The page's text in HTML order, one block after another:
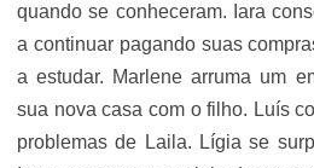
quando se conheceram. Iara
a continuar pagando suas
a estudar. Marlene arruma um
sua nova casa com o filho. Luís
problemas de Laila. Lígia se